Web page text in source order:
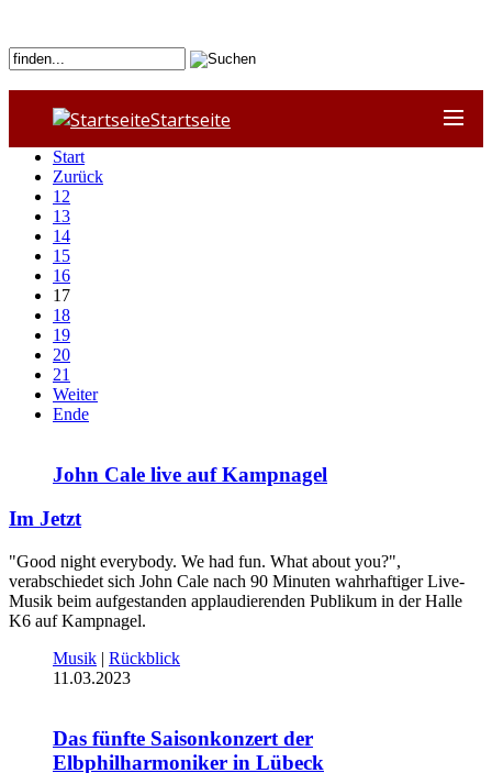
Startseite
Start
Zurück
12
13
14
15
16
17
18
19
20
21
Weiter
Ende
John Cale live auf Kampnagel
Im Jetzt
"Good night everybody. We had fun. What about you?",
verabschiedet sich John Cale nach 90 Minuten wahrhaftiger Live-
Musik beim aufgestanden applaudierenden Publikum in der Halle
K6 auf Kampnagel.
Musik | Rückblick
11.03.2023
Das fünfte Saisonkonzert der
Elbphilharmoniker in Lübeck